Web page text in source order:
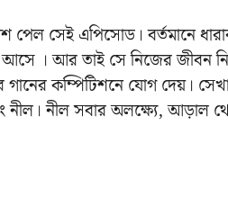
সেই এপিসোড। বর্তমানে
। আর তাই সে নিজের জীবন
কম্পিটিশনে যোগ দেয়।
নীল। নীল সবার অলক্ষ্যে, আড়াল